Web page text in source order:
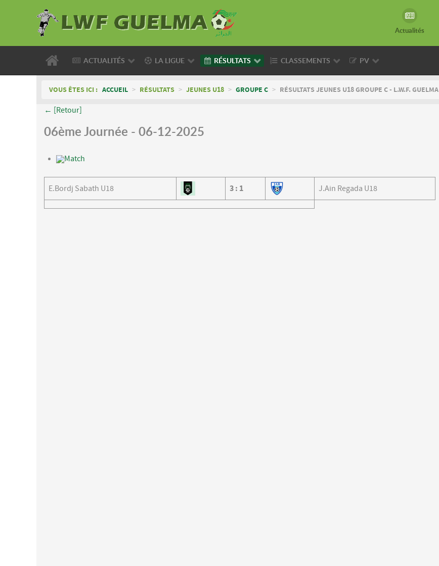
Actualités
ACTUALITÉS LA LIGUE RÉSULTATS CLASSEMENTS PV
VOUS ÊTES ICI : ACCUEIL > RÉSULTATS > JEUNES U18 > GROUPE C > RÉSULTATS JEUNES U18 GROUPE C - L.W.F. GUELMA
← [Retour]
06ème Journée - 06-12-2025
Match
E.Bordj Sabath U18 3 : 1 J.Ain Regada U18